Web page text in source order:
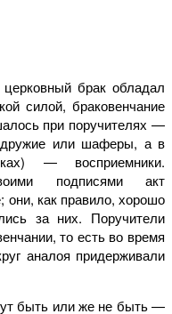
брак обладал
силой, браковенчание
при поручителях —
или шаферы, а в
— восприемники.
подписями акт
они, как правило, хорошо
за них. Поручители
то есть во время
аналоя придерживали
быть или же не быть —